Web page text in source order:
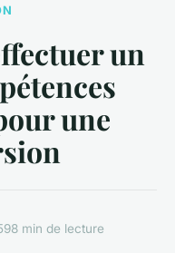
un
une
8 min de lecture